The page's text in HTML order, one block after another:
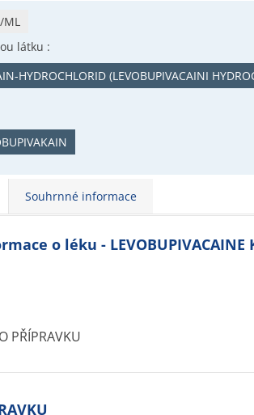
ML
látku :
HYDROCHLORID (LEVOBUPIVACAINI
Souhrnné informace
o léku - LEVOBUPIVACAINE
PŘÍPRAVKU